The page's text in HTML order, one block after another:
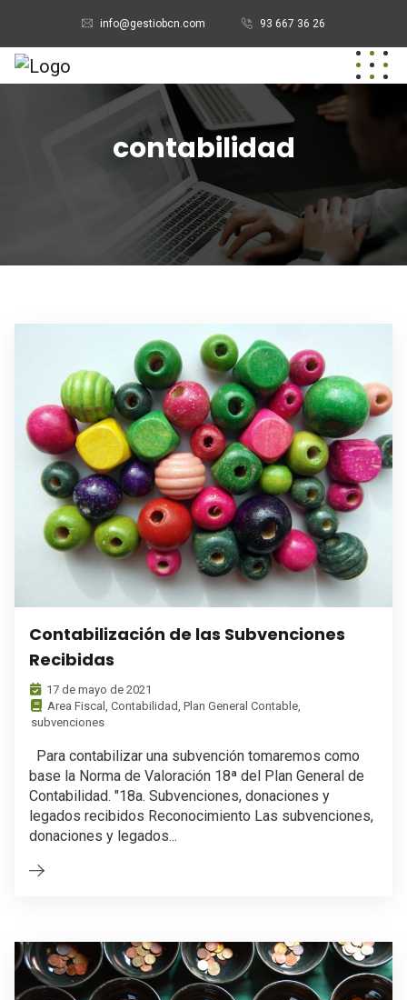
info@gestiobcn.com 93 667 36 26
contabilidad
Contabilización de las Subvenciones
Recibidas
17 de mayo de 2021
Area Fiscal Contabilidad Plan General Contable
subvenciones
Para contabilizar una subvención tomaremos como
base la Norma de Valoración 18ª del Plan General de
Contabilidad. "18a. Subvenciones, donaciones y
legados recibidos Reconocimiento Las subvenciones,
donaciones y legados...